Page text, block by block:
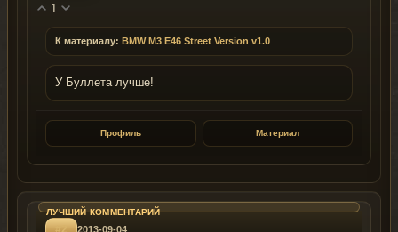
1
К материалу: BMW M3 E46 Street Version v1.0
У Буллета лучше!
Профиль Материал
2013-09-04